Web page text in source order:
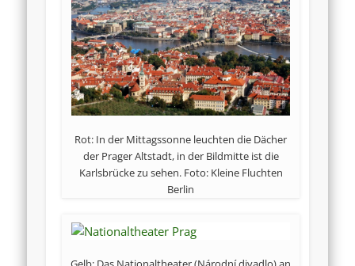
Rot: In der Mittagssonne leuchten die Dächer
der Prager Altstadt, in der Bildmitte ist die
Karlsbrücke zu sehen. Foto: Kleine Fluchten
Berlin